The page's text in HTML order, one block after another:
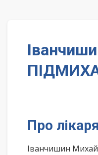
Про лікаря
Іванчишин